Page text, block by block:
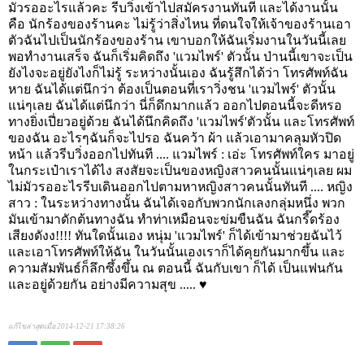
มัวรออะไรแล้วคะ รีบวิ่งเข้าไปสมัครงานทันที และได้งานนั้น
คือ นักร้องของร้านคะ ไม่รู้ว่าสิ่งไหน ที่ดนใจให้เจ้าของร้านเอา
ตัวฉันไปเป็นนักร้องของร้าน เขาบอกให้ฉันเริ่มงานในวันนี้เลย
พอทำงานเสร็จ ฉันก็เริ่มคิดถึง 'แวมไพร์' ตัวนั้น ป่านนี้เขาจะเป็น
ยังไงจะอยู่ยังไงก็ไม่รู้ ระหว่างนั้นเอง ฉันรู้สึกได้ว่า โทรศัพท์ฉัน
หาย ฉันได้แต่นึกว่า ต้องเป็นตอนที่เราวิ่งชน 'แวมไพร์' ตัวนั้น
แน่ๆเลย ฉันได้แต่นึกว่า นี่ก็ดึกมากแล้ว ออกไปตอนนี้จะดีหรอ
ทางยิ่งเปี่ยวอยู่ด้วย ฉันได้นึกคิดถึง 'แวมไพร์'ตัวนั้น และโทรศัพท์
ของฉัน อะไรๆฉันก็จะไปรอ ฉันคว้า ผ้า แล้วเอามาคลุมหัวปิด
หน้า แล้วรีบวิ่งออกไปทันที .... แวมไพร์ : เอ่ะ โทรศัพท์ใคร มาอยู่
ในกระเป๋าเราได้ไง สงสัยจะเป็นของหญิงสาวคนนั้นแน่ๆเลย ผม
ไม่มัวรออะไรรีบเดินออกไปตามหาหญิงสาวคนนั้นทันที .... หญิง
สาว : ในระหว่างทางนั้น ฉันได้เจอกับพวกนักเลงกลุ่มหนึ่ง พวก
มันเข้ามาดักต้นทางฉัน ทำท่าเหมือนจะข่มขืนฉัน ฉันกรี๊ดร้อง
เสียงดังง!!!! ทันใดนั้นเอง หนุ่ม 'แวมไพร์' ก็ได้เข้ามาช่วยฉันไว้
และเอาโทรศัพท์ให้ฉัน ในวันนั้นเองเราก็ได้คุยกันมากขึ้น และ
ความสัมพันธ์ก็ลึกซึ้งขึ้น ณ ตอนนี้ ฉันกับเขา ก็ได้ เป็นแฟนกัน
และอยู่ด้วยกัน อย่างมีความสุข ..... ♥
แก้ไขล่าสุดเมื่อ 2014-12-21 17:38:26